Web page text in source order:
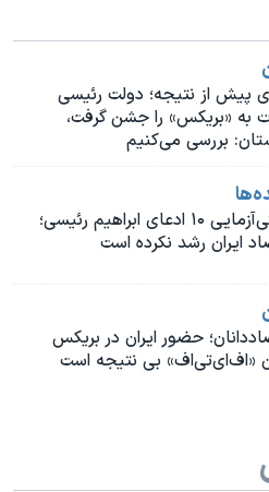
صلح
«سی‌پک»
پیش از نتیجه؛ دولت رئیسی
به «بریکس» را جشن گرفت،
بررسی می‌کنیم
راستی‌آزمایی ۱۰ ادعای ابراهیم رئیسی؛
ایران رشد نکرده است
حضور ایران در بریکس
«اف‌ای‌تی‌اف» بی نتیجه است